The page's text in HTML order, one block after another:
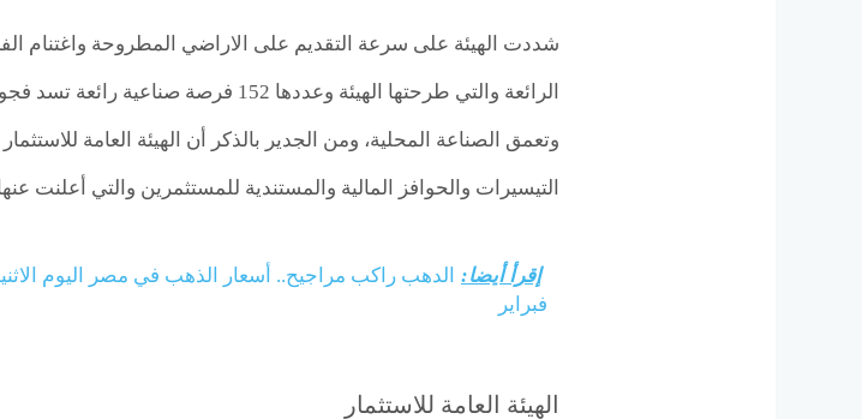
شددت الهيئة على سرعة التقديم على الاراضي المطروحة واغتنام
الرائعة والتي طرحتها الهيئة وعددها 152 فرصة
وتعمق الصناعة المحلية، ومن الجدير بالذكر أن الهيئة العامة
التيسيرات والحوافز المالية والمستندية للمستثمرين والتي أعلنت عنها
إقرأ أيضا:
فبراير
الهيئة العامة للاستثمار